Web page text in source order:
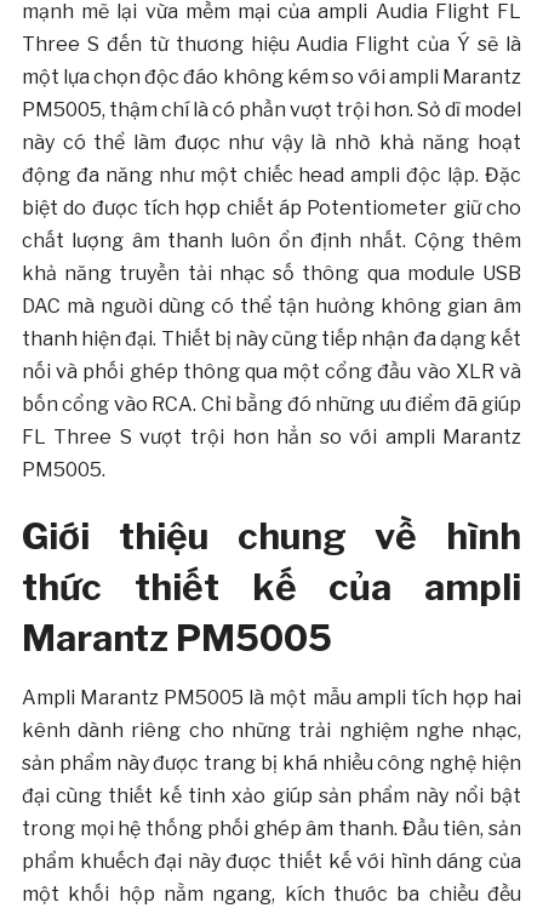
mạnh mẽ lại vừa mềm mại của ampli Audia Flight FL
Three S đến từ thương hiệu Audia Flight của Ý sẽ là
một lựa chọn độc đáo không kém so với ampli Marantz
PM5005, thậm chí là có phần vượt trội hơn. Sở dĩ model
này có thể làm được như vậy là nhờ khả năng hoạt
động đa năng như một chiếc head ampli độc lập. Đặc
biệt do được tích hợp chiết áp Potentiometer giữ cho
chất lượng âm thanh luôn ổn định nhất. Cộng thêm
khả năng truyền tải nhạc số thông qua module USB
DAC mà người dùng có thể tận hưởng không gian âm
thanh hiện đại. Thiết bị này cũng tiếp nhận đa dạng kết
nối và phối ghép thông qua một cổng đầu vào XLR và
bốn cổng vào RCA. Chỉ bằng đó những ưu điểm đã giúp
FL Three S vượt trội hơn hẳn so với ampli Marantz
PM5005.
Giới thiệu chung về hình
thức thiết kế của ampli
Marantz PM5005
Ampli Marantz PM5005 là một mẫu ampli tích hợp hai
kênh dành riêng cho những trải nghiệm nghe nhạc,
sản phẩm này được trang bị khá nhiều công nghệ hiện
đại cùng thiết kế tinh xảo giúp sản phẩm này nổi bật
trong mọi hệ thống phối ghép âm thanh. Đầu tiên, sản
phẩm khuếch đại này được thiết kế với hình dáng của
một khối hộp nằm ngang, kích thước ba chiều đều